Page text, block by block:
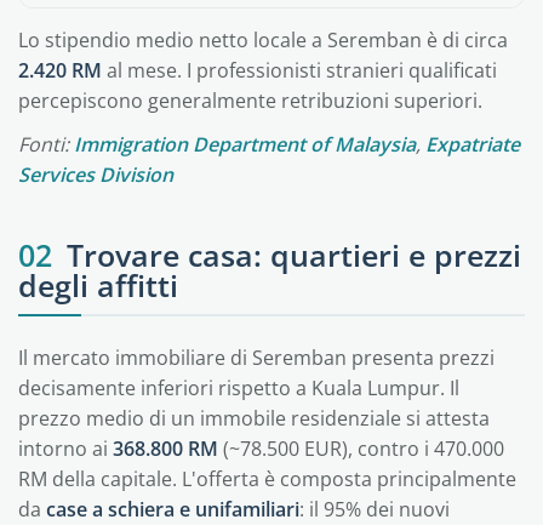
Lo stipendio medio netto locale a Seremban è di circa
2.420 RM al mese. I professionisti stranieri qualificati
percepiscono generalmente retribuzioni superiori.
Fonti:Immigration Department of Malaysia, Expatriate
Services Division
02 Trovare casa: quartieri e prezzi
degli affitti
Il mercato immobiliare di Seremban presenta prezzi
decisamente inferiori rispetto a Kuala Lumpur. Il
prezzo medio di un immobile residenziale si attesta
intorno ai 368.800 RM (~78.500 EUR), contro i 470.000
RM della capitale. L'offerta è composta principalmente
da case a schiera e unifamiliari: il 95% dei nuovi